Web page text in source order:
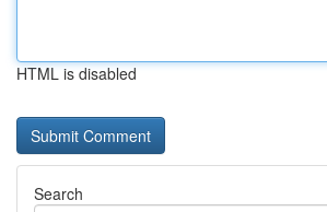
HTML is disabled
Search